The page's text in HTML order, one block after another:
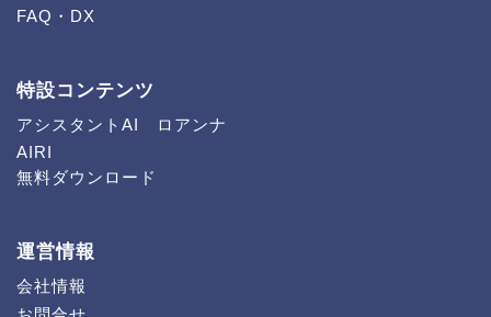
FAQ・DX
特設コンテンツ
アシスタントAI ロアンナ
AIRI
無料ダウンロード
運営情報
会社情報